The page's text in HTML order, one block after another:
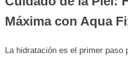
Máxima con Aqua
La hidratación es el primer paso